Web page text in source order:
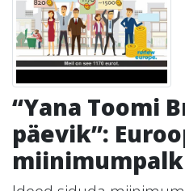
“Yana Toomi
päevik”:
miinimumpalk